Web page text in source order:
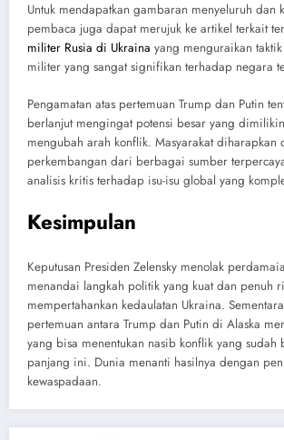
Untuk mendapatkan gambaran menyeluruh dan
pembaca juga dapat merujuk ke artikel terkait
militer Rusia di Ukraina yang menguraikan
militer yang sangat signifikan terhadap negara
Pengamatan atas pertemuan Trump dan Putin
berlanjut mengingat potensi besar yang
mengubah arah konflik. Masyarakat diharapkan
perkembangan dari berbagai sumber
analisis kritis terhadap isu-isu global yang
Kesimpulan
Keputusan Presiden Zelensky menolak
menandai langkah politik yang kuat dan penuh
mempertahankan kedaulatan Ukraina.
pertemuan antara Trump dan Putin di Alaska
yang bisa menentukan nasib konflik yang sudah
panjang ini. Dunia menanti hasilnya dengan
kewaspadaan.